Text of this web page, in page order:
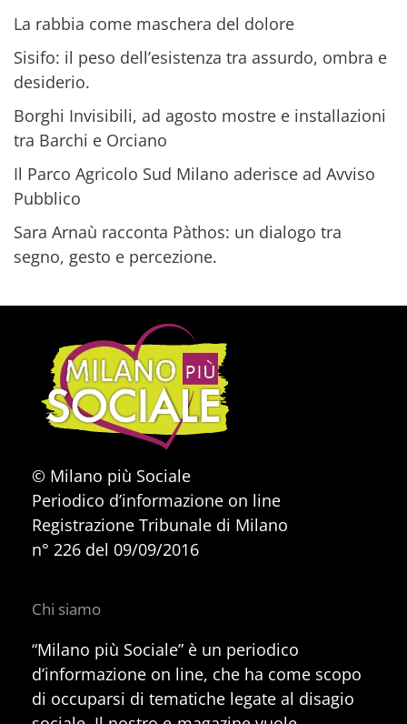
La rabbia come maschera del dolore
Sisifo: il peso dell’esistenza tra assurdo, ombra e
desiderio.
Borghi Invisibili, ad agosto mostre e installazioni
tra Barchi e Orciano
Il Parco Agricolo Sud Milano aderisce ad Avviso
Pubblico
Sara Arnaù racconta Pàthos: un dialogo tra
segno, gesto e percezione.
© Milano più Sociale
Periodico d’informazione on line
Registrazione Tribunale di Milano
n° 226 del 09/09/2016
Chi siamo
“Milano più Sociale” è un periodico
d’informazione on line, che ha come scopo
di occuparsi di tematiche legate al disagio